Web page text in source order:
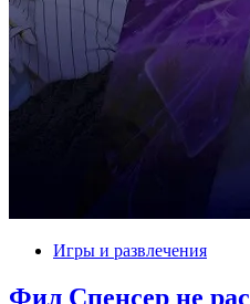
Игры и развлечения
Фил Спенсер не